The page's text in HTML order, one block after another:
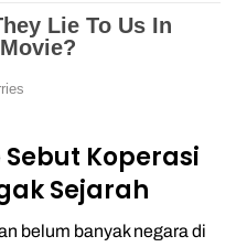
Koperasi
Sejarah
belum banyak negara di